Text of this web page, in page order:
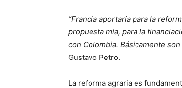
“Francia aportaría para la
propuesta mía, para la
con Colombia. Básicamente
Gustavo Petro.
La reforma agraria es